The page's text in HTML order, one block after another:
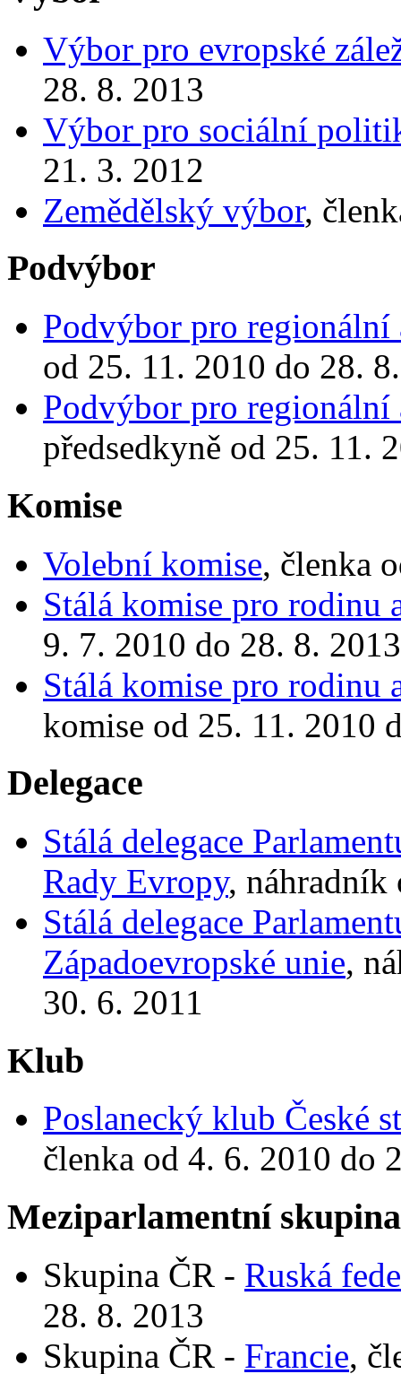
Výbor pro evropské
28. 8. 2013
Výbor pro sociální
21. 3. 2012
Zemědělský výbor,
Podvýbor
Podvýbor pro regionální
od 25. 11. 2010 do 28.
Podvýbor pro regionální
předsedkyně od 25. 11.
Komise
Volební komise, členka
Stálá komise pro rodinu
9. 7. 2010 do 28. 8. 2013
Stálá komise pro rodinu
komise od 25. 11. 2010
Delegace
Stálá delegace
Rady Evropy, náhradník
Stálá delegace
Západoevropské unie,
30. 6. 2011
Klub
Poslanecký klub České
členka od 4. 6. 2010 do
Meziparlamentní
Skupina ČR - Ruská
28. 8. 2013
Skupina ČR - Francie,